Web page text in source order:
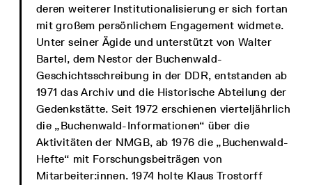
deren weiterer Institutionalisierung er sich fortan
mit großem persönlichem Engagement widmete.
Unter seiner Ägide und unterstützt von Walter
Bartel, dem Nestor der Buchenwald-
Geschichtsschreibung in der DDR, entstanden ab
1971 das Archiv und die Historische Abteilung der
Gedenkstätte. Seit 1972 erschienen vierteljährlich
die „Buchenwald-Informationen“ über die
Aktivitäten der NMGB, ab 1976 die „Buchenwald-
Hefte“ mit Forschungsbeiträgen von
Mitarbeiter:innen. 1974 holte Klaus Trostorff